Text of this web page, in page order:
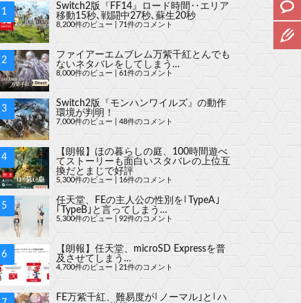
Switch2版『FF14』ロード時間‥エリア
移動15秒､戦闘中27秒､蘇生20秒
8,200件のビュー 71件のコメント
ファイアーエムブレム万紫千紅とんでも
ないネタバレをしてしまう…
8,000件のビュー 61件のコメント
Switch2版『モンハンワイルズ』の動作
環境が判明！
7,000件のビュー 48件のコメント
【朗報】ほの暮らしの庭、100時間遊べ
てストーリーも面白いスタバレの上位互
換だとまじで好評
5,300件のビュー| 16件のコメント
任天堂、FEの主人公の性別を｢TypeA｣
｢TypeB｣と言ってしまう…
5,300件のビュー 92件のコメント
【朗報】任天堂、microSD Expressを普
及させてしまう…
4,700件のビュー 21件のコメント
FE万紫千紅、難易度が｢ノーマル｣と｢ハ